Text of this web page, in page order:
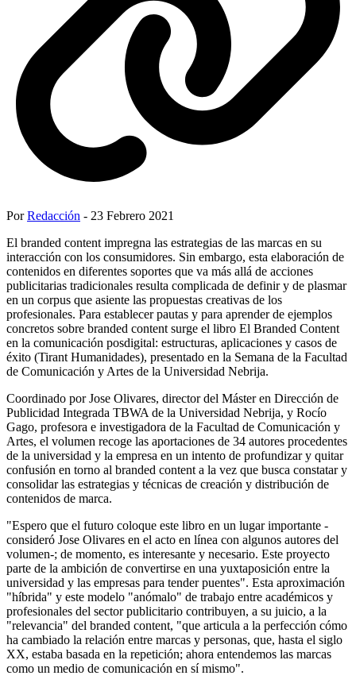
PorRedacción - 23 Febrero 2021
El branded content impregna las estrategias de las marcas en su
interacción con los consumidores. Sin embargo, esta elaboración de
contenidos en diferentes soportes que va más allá de acciones
publicitarias tradicionales resulta complicada de definir y de plasmar
en un corpus que asiente las propuestas creativas de los
profesionales. Para establecer pautas y para aprender de ejemplos
concretos sobre branded content surge el libro El Branded Content
en la comunicación posdigital: estructuras, aplicaciones y casos de
éxito (Tirant Humanidades), presentado en la Semana de la Facultad
de Comunicación y Artes de la Universidad Nebrija.
Coordinado por Jose Olivares, director del Máster en Dirección de
Publicidad Integrada TBWA de la Universidad Nebrija, y Rocío
Gago, profesora e investigadora de la Facultad de Comunicación y
Artes, el volumen recoge las aportaciones de 34 autores procedentes
de la universidad y la empresa en un intento de profundizar y quitar
confusión en torno al branded content a la vez que busca constatar y
consolidar las estrategias y técnicas de creación y distribución de
contenidos de marca.
"Espero que el futuro coloque este libro en un lugar importante -
consideró Jose Olivares en el acto en línea con algunos autores del
volumen-; de momento, es interesante y necesario. Este proyecto
parte de la ambición de convertirse en una yuxtaposición entre la
universidad y las empresas para tender puentes". Esta aproximación
"híbrida" y este modelo "anómalo" de trabajo entre académicos y
profesionales del sector publicitario contribuyen, a su juicio, a la
"relevancia" del branded content, "que articula a la perfección cómo
ha cambiado la relación entre marcas y personas, que, hasta el siglo
XX, estaba basada en la repetición; ahora entendemos las marcas
como un medio de comunicación en sí mismo".